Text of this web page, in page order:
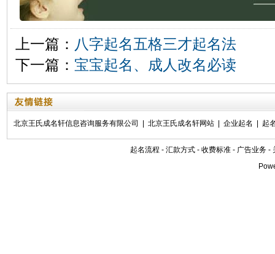
上一篇： 八字起名五格三才起名法
下一篇： 宝宝起名、成人改名必读
北京王氏成名轩信息咨询服务有限公司 北京王氏成名轩网站| 企业起名 起
起名流程 - 汇款方式- 收费标准- 广告业务-